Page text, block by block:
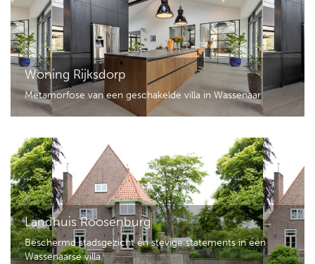
Woning Rijksdorp
Metamorfose van een geschakelde villa in Wassenaar
Landhuis Roosenburg
Beschermd stadsgezicht én stevige statements in één
Wassenaarse villa